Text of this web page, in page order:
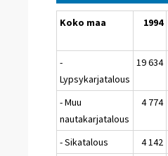
Koko maa 1994
-
Lypsykarjatalous
19 634
- Muu
nautakarjatalous
4 774
- Sikatalous 4 142